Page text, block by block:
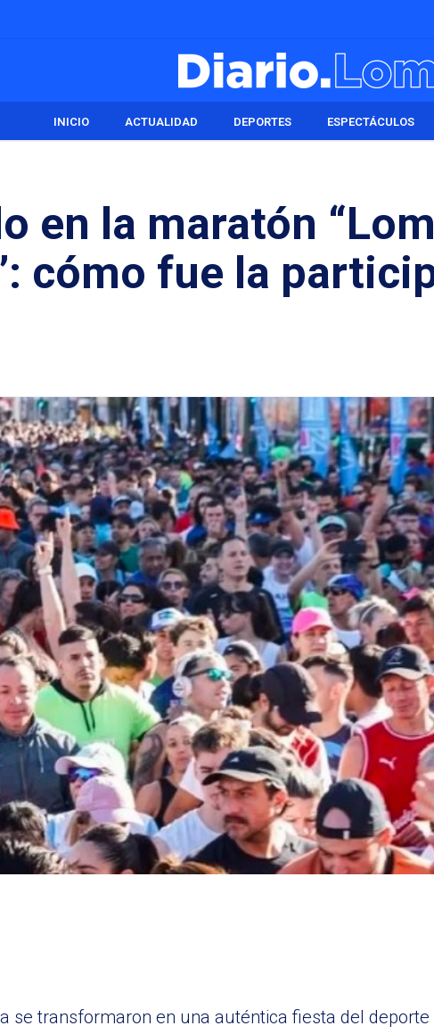
INICIO ACTUALIDAD DEPORTES ESPECTÁCULOS
en la maratón
cómo fue la
se transformaron en una auténtica fiesta del